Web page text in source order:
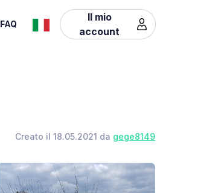
FAQ
Il mio
account
Creato il 18.05.2021 da gege8149